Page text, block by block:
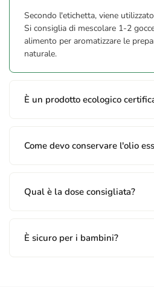
Secondo l'etichetta, viene
Si consiglia di mescolare 1-2
alimento per aromatizzare le
naturale.
È un prodotto ecologico
Come devo conservare l'olio
Qual è la dose consigliata?
È sicuro per i bambini?